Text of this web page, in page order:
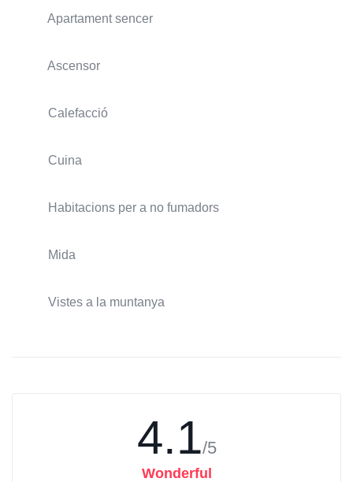
Apartament sencer
Ascensor
Calefacció
Cuina
Habitacions per a no fumadors
Mida
Vistes a la muntanya
4.1/5
Wonderful